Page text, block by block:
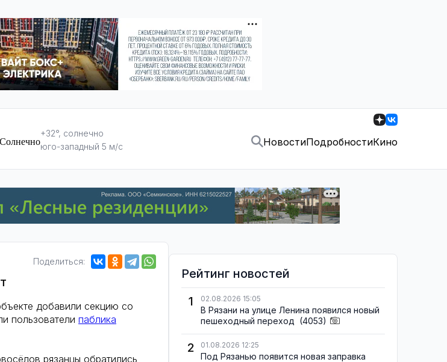
+32°, солнечно
юго-западный 5 м/с
НовостиПодробностиКино
Поделиться:
добавили секцию со
пользователи паблика
рязанцы обратились
Рейтинг новостей
1
02.08.2026 15:05
В Рязани на улице Ленина появился новый
пешеходный переход (4053)
2 01.08.2026 12:25
Под Рязанью появится новая заправка